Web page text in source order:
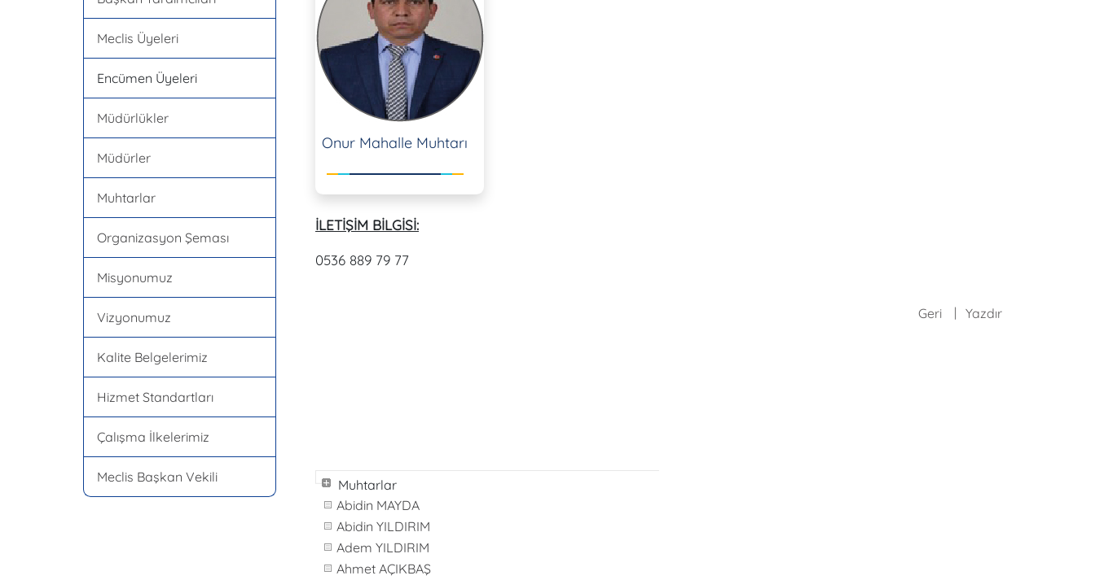
Meclis Üyeleri
Encümen Üyeleri
Müdürlükler
Müdürler
Muhtarlar
Organizasyon Şeması
Misyonumuz
Vizyonumuz
Kalite Belgelerimiz
Hizmet Standartları
Çalışma İlkelerimiz
Meclis Başkan Vekili
Onur Mahalle Muhtarı
İLETİŞİM BİLGİSİ:
0536 889 79 77
Geri Yazdır
Muhtarlar
Abidin MAYDA
Abidin YILDIRIM
Adem YILDIRIM
Ahmet AÇIKBAŞ